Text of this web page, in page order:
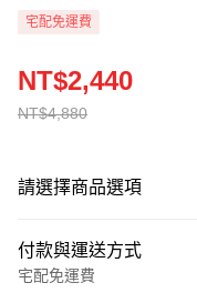
宅配免運費
NT$4,880
NT$2,440
請選擇商品選項
付款與運送方式
宅配免運費